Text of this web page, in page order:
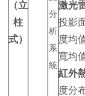
（立
柱
式）
激光
投影
度均
寬均
紅外
度分